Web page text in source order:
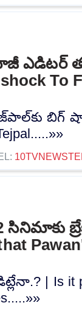
ఎడిటర్
To
బిగ్
| Is it